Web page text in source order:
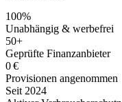
100%
Unabhängig & werbefrei
50+
Geprüfte Finanzanbieter
0 €
Provisionen angenommen
Seit 2024